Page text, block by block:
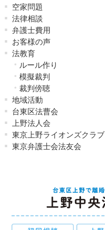
空家問題
法律相談
弁護士費用
お客様の声
法教育
ルール作り
模擬裁判
裁判傍聴
地域活動
台東区法曹会
上野法人会
東京上野ライオンズクラブ
東京弁護士会法友会